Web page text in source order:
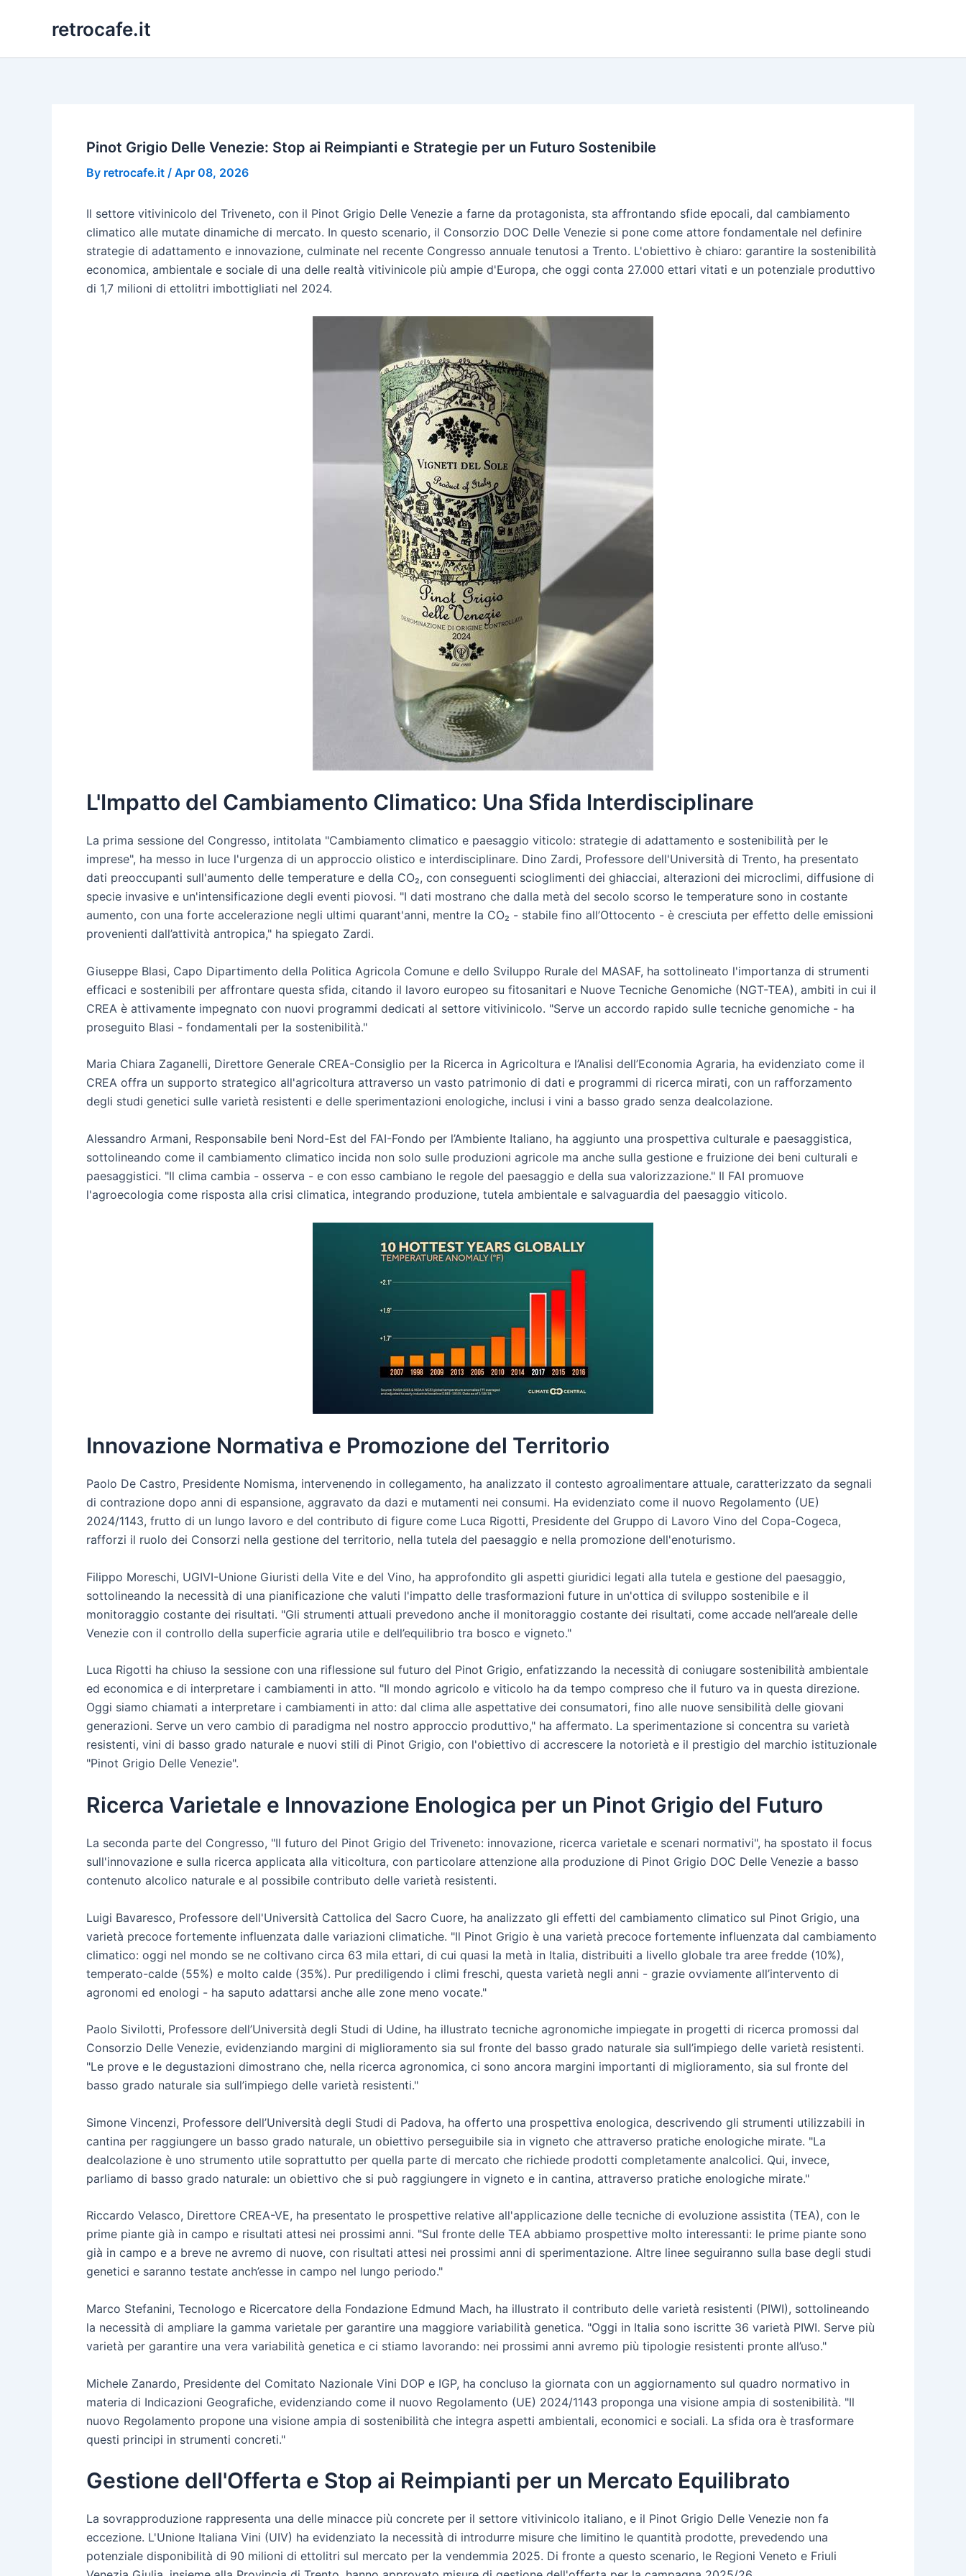
retrocafe.it
Pinot Grigio Delle Venezie: Stop ai Reimpianti e Strategie per un Futuro Sostenibile
By retrocafe.it / Apr 08, 2026
Il settore vitivinicolo del Triveneto, con il Pinot Grigio Delle Venezie a farne da protagonista, sta affrontando sfide epocali, dal cambiamento
climatico alle mutate dinamiche di mercato. In questo scenario, il Consorzio DOC Delle Venezie si pone come attore fondamentale nel definire
strategie di adattamento e innovazione, culminate nel recente Congresso annuale tenutosi a Trento. L'obiettivo è chiaro: garantire la sostenibilità
economica, ambientale e sociale di una delle realtà vitivinicole più ampie d'Europa, che oggi conta 27.000 ettari vitati e un potenziale produttivo
di 1,7 milioni di ettolitri imbottigliati nel 2024.
L'Impatto del Cambiamento Climatico: Una Sfida Interdisciplinare
La prima sessione del Congresso, intitolata "Cambiamento climatico e paesaggio viticolo: strategie di adattamento e sostenibilità per le
imprese", ha messo in luce l'urgenza di un approccio olistico e interdisciplinare. Dino Zardi, Professore dell'Università di Trento, ha presentato
dati preoccupanti sull'aumento delle temperature e della CO₂, con conseguenti scioglimenti dei ghiacciai, alterazioni dei microclimi, diffusione di
specie invasive e un'intensificazione degli eventi piovosi. "I dati mostrano che dalla metà del secolo scorso le temperature sono in costante
aumento, con una forte accelerazione negli ultimi quarant'anni, mentre la CO₂ - stabile fino all’Ottocento - è cresciuta per effetto delle emissioni
provenienti dall’attività antropica," ha spiegato Zardi.
Giuseppe Blasi, Capo Dipartimento della Politica Agricola Comune e dello Sviluppo Rurale del MASAF, ha sottolineato l'importanza di strumenti
efficaci e sostenibili per affrontare questa sfida, citando il lavoro europeo su fitosanitari e Nuove Tecniche Genomiche (NGT-TEA), ambiti in cui il
CREA è attivamente impegnato con nuovi programmi dedicati al settore vitivinicolo. "Serve un accordo rapido sulle tecniche genomiche - ha
proseguito Blasi - fondamentali per la sostenibilità."
Maria Chiara Zaganelli, Direttore Generale CREA-Consiglio per la Ricerca in Agricoltura e l’Analisi dell’Economia Agraria, ha evidenziato come il
CREA offra un supporto strategico all'agricoltura attraverso un vasto patrimonio di dati e programmi di ricerca mirati, con un rafforzamento
degli studi genetici sulle varietà resistenti e delle sperimentazioni enologiche, inclusi i vini a basso grado senza dealcolazione.
Alessandro Armani, Responsabile beni Nord-Est del FAI-Fondo per l’Ambiente Italiano, ha aggiunto una prospettiva culturale e paesaggistica,
sottolineando come il cambiamento climatico incida non solo sulle produzioni agricole ma anche sulla gestione e fruizione dei beni culturali e
paesaggistici. "Il clima cambia - osserva - e con esso cambiano le regole del paesaggio e della sua valorizzazione." Il FAI promuove
l'agroecologia come risposta alla crisi climatica, integrando produzione, tutela ambientale e salvaguardia del paesaggio viticolo.
Innovazione Normativa e Promozione del Territorio
Paolo De Castro, Presidente Nomisma, intervenendo in collegamento, ha analizzato il contesto agroalimentare attuale, caratterizzato da segnali
di contrazione dopo anni di espansione, aggravato da dazi e mutamenti nei consumi. Ha evidenziato come il nuovo Regolamento (UE)
2024/1143, frutto di un lungo lavoro e del contributo di figure come Luca Rigotti, Presidente del Gruppo di Lavoro Vino del Copa-Cogeca,
rafforzi il ruolo dei Consorzi nella gestione del territorio, nella tutela del paesaggio e nella promozione dell'enoturismo.
Filippo Moreschi, UGIVI-Unione Giuristi della Vite e del Vino, ha approfondito gli aspetti giuridici legati alla tutela e gestione del paesaggio,
sottolineando la necessità di una pianificazione che valuti l'impatto delle trasformazioni future in un'ottica di sviluppo sostenibile e il
monitoraggio costante dei risultati. "Gli strumenti attuali prevedono anche il monitoraggio costante dei risultati, come accade nell’areale delle
Venezie con il controllo della superficie agraria utile e dell’equilibrio tra bosco e vigneto."
Luca Rigotti ha chiuso la sessione con una riflessione sul futuro del Pinot Grigio, enfatizzando la necessità di coniugare sostenibilità ambientale
ed economica e di interpretare i cambiamenti in atto. "Il mondo agricolo e viticolo ha da tempo compreso che il futuro va in questa direzione.
Oggi siamo chiamati a interpretare i cambiamenti in atto: dal clima alle aspettative dei consumatori, fino alle nuove sensibilità delle giovani
generazioni. Serve un vero cambio di paradigma nel nostro approccio produttivo," ha affermato. La sperimentazione si concentra su varietà
resistenti, vini di basso grado naturale e nuovi stili di Pinot Grigio, con l'obiettivo di accrescere la notorietà e il prestigio del marchio istituzionale
"Pinot Grigio Delle Venezie".
Ricerca Varietale e Innovazione Enologica per un Pinot Grigio del Futuro
La seconda parte del Congresso, "Il futuro del Pinot Grigio del Triveneto: innovazione, ricerca varietale e scenari normativi", ha spostato il focus
sull'innovazione e sulla ricerca applicata alla viticoltura, con particolare attenzione alla produzione di Pinot Grigio DOC Delle Venezie a basso
contenuto alcolico naturale e al possibile contributo delle varietà resistenti.
Luigi Bavaresco, Professore dell'Università Cattolica del Sacro Cuore, ha analizzato gli effetti del cambiamento climatico sul Pinot Grigio, una
varietà precoce fortemente influenzata dalle variazioni climatiche. "Il Pinot Grigio è una varietà precoce fortemente influenzata dal cambiamento
climatico: oggi nel mondo se ne coltivano circa 63 mila ettari, di cui quasi la metà in Italia, distribuiti a livello globale tra aree fredde (10%),
temperato-calde (55%) e molto calde (35%). Pur prediligendo i climi freschi, questa varietà negli anni - grazie ovviamente all’intervento di
agronomi ed enologi - ha saputo adattarsi anche alle zone meno vocate."
Paolo Sivilotti, Professore dell’Università degli Studi di Udine, ha illustrato tecniche agronomiche impiegate in progetti di ricerca promossi dal
Consorzio Delle Venezie, evidenziando margini di miglioramento sia sul fronte del basso grado naturale sia sull’impiego delle varietà resistenti.
"Le prove e le degustazioni dimostrano che, nella ricerca agronomica, ci sono ancora margini importanti di miglioramento, sia sul fronte del
basso grado naturale sia sull’impiego delle varietà resistenti."
Simone Vincenzi, Professore dell’Università degli Studi di Padova, ha offerto una prospettiva enologica, descrivendo gli strumenti utilizzabili in
cantina per raggiungere un basso grado naturale, un obiettivo perseguibile sia in vigneto che attraverso pratiche enologiche mirate. "La
dealcolazione è uno strumento utile soprattutto per quella parte di mercato che richiede prodotti completamente analcolici. Qui, invece,
parliamo di basso grado naturale: un obiettivo che si può raggiungere in vigneto e in cantina, attraverso pratiche enologiche mirate."
Riccardo Velasco, Direttore CREA-VE, ha presentato le prospettive relative all'applicazione delle tecniche di evoluzione assistita (TEA), con le
prime piante già in campo e risultati attesi nei prossimi anni. "Sul fronte delle TEA abbiamo prospettive molto interessanti: le prime piante sono
già in campo e a breve ne avremo di nuove, con risultati attesi nei prossimi anni di sperimentazione. Altre linee seguiranno sulla base degli studi
genetici e saranno testate anch’esse in campo nel lungo periodo."
Marco Stefanini, Tecnologo e Ricercatore della Fondazione Edmund Mach, ha illustrato il contributo delle varietà resistenti (PIWI), sottolineando
la necessità di ampliare la gamma varietale per garantire una maggiore variabilità genetica. "Oggi in Italia sono iscritte 36 varietà PIWI. Serve più
varietà per garantire una vera variabilità genetica e ci stiamo lavorando: nei prossimi anni avremo più tipologie resistenti pronte all’uso."
Michele Zanardo, Presidente del Comitato Nazionale Vini DOP e IGP, ha concluso la giornata con un aggiornamento sul quadro normativo in
materia di Indicazioni Geografiche, evidenziando come il nuovo Regolamento (UE) 2024/1143 proponga una visione ampia di sostenibilità. "Il
nuovo Regolamento propone una visione ampia di sostenibilità che integra aspetti ambientali, economici e sociali. La sfida ora è trasformare
questi principi in strumenti concreti."
Gestione dell'Offerta e Stop ai Reimpianti per un Mercato Equilibrato
La sovrapproduzione rappresenta una delle minacce più concrete per il settore vitivinicolo italiano, e il Pinot Grigio Delle Venezie non fa
eccezione. L'Unione Italiana Vini (UIV) ha evidenziato la necessità di introdurre misure che limitino le quantità prodotte, prevedendo una
potenziale disponibilità di 90 milioni di ettolitri sul mercato per la vendemmia 2025. Di fronte a questo scenario, le Regioni Veneto e Friuli